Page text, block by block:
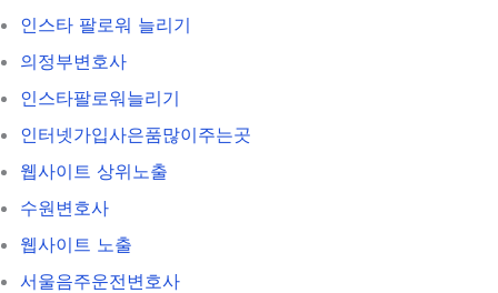
인스타 팔로워 늘리기
의정부변호사
인스타팔로워늘리기
인터넷가입사은품많이주는곳
웹사이트 상위노출
수원변호사
웹사이트 노출
서울음주운전변호사